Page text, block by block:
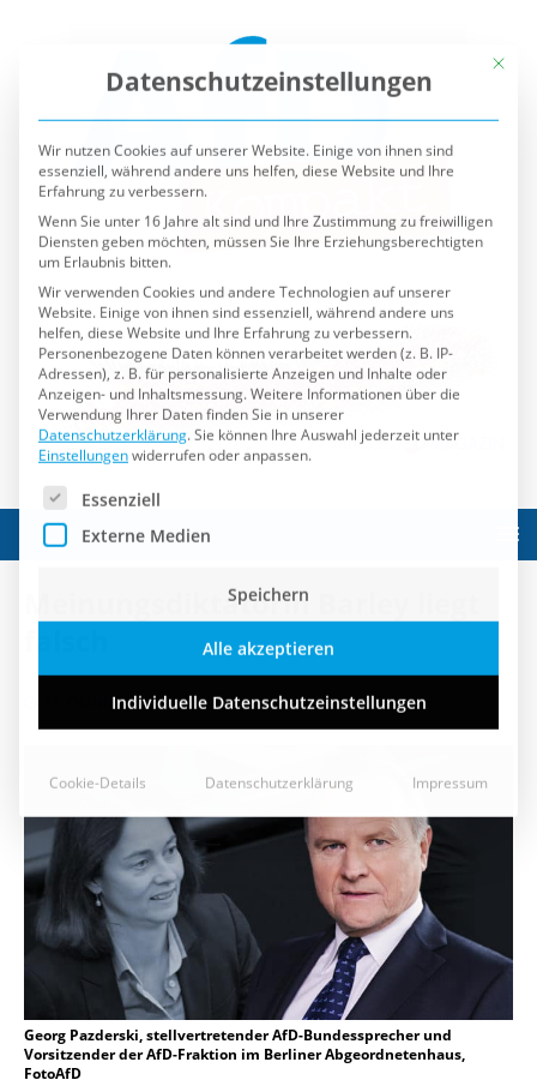
Meinungsdiktatorin Barley liegt
11. Oktober 2018
Georg Pazderski, stellvertretender AfD-Bundessprecher und
Vorsitzender der AfD-Fraktion im Berliner Abgeordnetenhaus,
FotoAfD
Wir nutzen Cookies auf unserer Website. Einige von ihnen sind
essenziell, während andere uns helfen, diese Website und Ihre
Erfahrung zu verbessern.
Wenn Sie unter 16 Jahre alt sind und Ihre Zustimmung zu freiwilligen
Diensten geben möchten, müssen Sie Ihre Erziehungsberechtigten
um Erlaubnis bitten.
Wir verwenden Cookies und andere Technologien auf unserer
Website. Einige von ihnen sind essenziell, während andere uns
helfen, diese Website und Ihre Erfahrung zu verbessern.
Personenbezogene Daten können verarbeitet werden (z. B. IP-
Adressen), z. B. für personalisierte Anzeigen und Inhalte oder
Anzeigen- und Inhaltsmessung.Weitere Informationen über die
Verwendung Ihrer Daten finden Sie in unserer
Datenschutzerklärung. Sie können Ihre Auswahl jederzeit unter
Einstellungenwiderrufen oder anpassen.
Es folgt eine Liste der Service-Gruppen, für die eine
Externe Medien
Alle akzeptieren
Individuelle Datenschutzeinstellungen